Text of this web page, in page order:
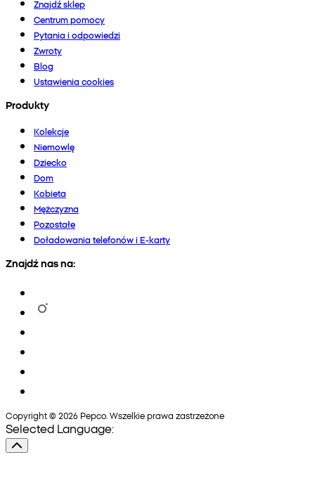
Znajdź sklep
Centrum pomocy
Pytania i odpowiedzi
Zwroty
Blog
Ustawienia cookies
Produkty
Kolekcje
Niemowlę
Dziecko
Dom
Kobieta
Mężczyzna
Pozostałe
Doładowania telefonów i E-karty
Znajdź nas na:
Copyright © 2026 Pepco. Wszelkie prawa zastrzeżone
Selected Language: